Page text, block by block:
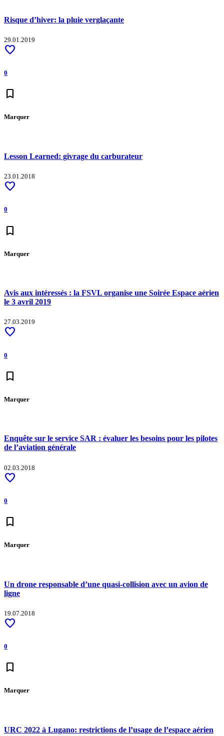
Risque d’hiver: la pluie verglaçante
29.01.2019
favorite
0
bookmark
Marquer
Lesson Learned: givrage du carburateur
23.01.2018
favorite
0
bookmark
Marquer
Avis aux intéressés : la FSVL organise une Soirée Espace aérien
le 3 avril 2019
27.03.2019
favorite
0
bookmark
Marquer
Enquête sur le service SAR : évaluer les besoins pour les pilotes
de l’aviation générale
02.03.2018
favorite
0
bookmark
Marquer
Un drone responsable d’une quasi-collision avec un avion de
ligne
19.07.2018
favorite
0
bookmark
Marquer
URC 2022 à Lugano: restrictions de l’usage de l’espace aérien